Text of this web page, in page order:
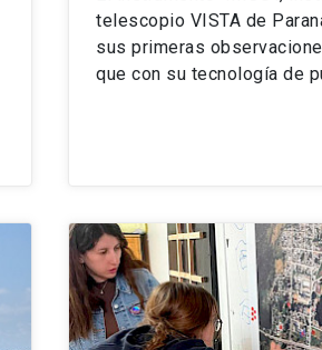
telescopio VISTA de
sus primeras
que con su tecnología de